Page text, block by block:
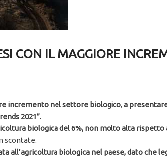
CON IL MAGGIORE
incremento nel settore biologico,a
2021”.
biologica del 6%, non molto alta
scontate.
all’agricoltura biologica nel paese, dato che